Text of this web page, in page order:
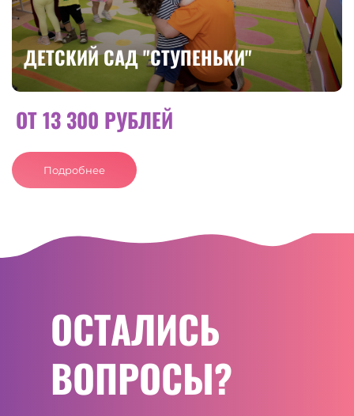
ДЕТСКИЙ САД "СТУПЕНЬКИ"
ОТ 13 300 РУБЛЕЙ
Подробнее
ОСТАЛИСЬ
ВОПРОСЫ?